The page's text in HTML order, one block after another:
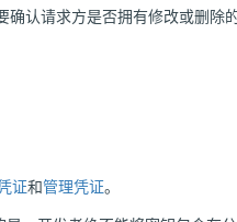
认请求方是否拥有修改或删除的
证和管理凭证。